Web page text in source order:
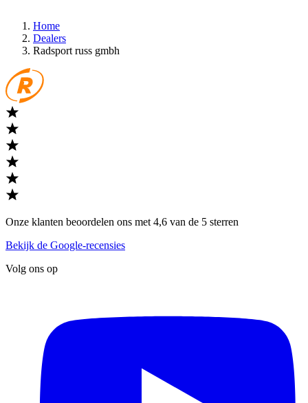
Home
Dealers
Radsport russ gmbh
Onze klanten beoordelen ons met 4,6 van de 5 sterren
Bekijk de Google-recensies
Volg ons op